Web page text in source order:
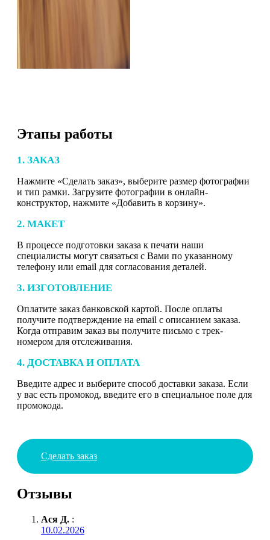
Этапы работы
1. ЗАКАЗ
Нажмите «Сделать заказ», выберите размер фотографии
и тип рамки. Загрузите фотографии в онлайн-
конструктор, нажмите «Добавить в корзину».
2. МАКЕТ
В процессе подготовки заказа к печати наши
специалисты могут связаться с Вами по указанному
телефону или email для согласования деталей.
3. ИЗГОТОВЛЕНИЕ
Оплатите заказ банковской картой. После оплаты
получите подтверждение на email с описанием заказа.
Когда отправим заказ вы получите письмо с трек-
номером для отслеживания.
4. ДОСТАВКА И ОПЛАТА
Введите адрес и выберите способ доставки заказа. Если
у вас есть промокод, введите его в специальное поле для
промокода.
Сделать заказ
Отзывы
Ася Д. :
10.02.2026